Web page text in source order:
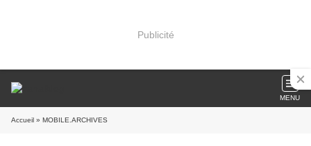
Publicité
MENU
Accueil » MOBILE.ARCHIVES